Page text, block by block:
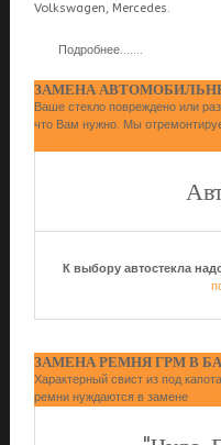
Volkswagen, Mercedes.
Подробнее.......
ЗАМЕНА
Ваше стекло повреждено или
что Вам нужно. Мы
К выбору автостекла
ЗАМЕНА РЕМНЯ ГРМ В
Характерный свист из под
ремни нуждаются в замене